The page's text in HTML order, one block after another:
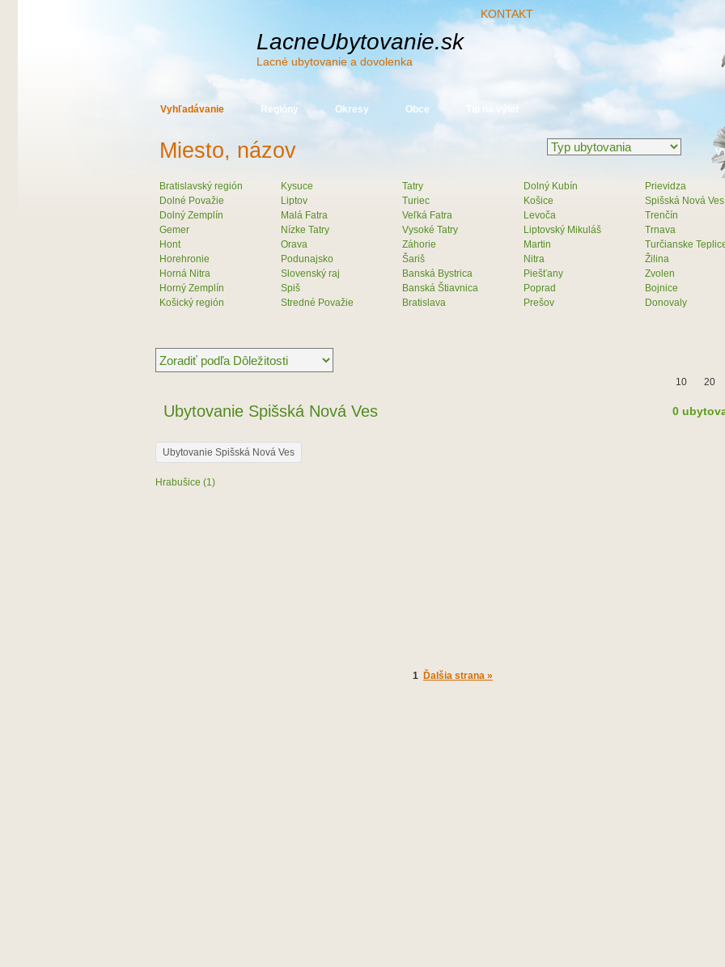
LacneUbytovanie.sk
Lacné ubytovanie a dovolenka
KONTAKT
Vyhľadávanie Regióny Okresy Obce
Miesto, názov
Bratislavský región
Dolné Považie
Dolný Zemplín
Gemer
Hont
Horehronie
Horná Nitra
Horný Zemplín
Košický región
Kysuce
Liptov
Malá Fatra
Nízke Tatry
Orava
Podunajsko
Slovenský raj
Spiš
Stredné Považie
Tatry
Turiec
Veľká Fatra
Vysoké Tatry
Záhorie
Šariš
Banská Bystrica
Banská Štiavnica
Bratislava
Dolný Kubín
Košice
Levoča
Liptovský Mikuláš
Martin
Nitra
Piešťany
Poprad
Prešov
Prievidza
Spišská Nová Ves
Trenčín
Trnava
Turčianske
Žilina
Zvolen
Bojnice
Donovaly
10 20
0
Ubytovanie Spišská Nová Ves
Ubytovanie Spišská Nová Ves
Hrabušice (1)
1 Ďalšia strana »